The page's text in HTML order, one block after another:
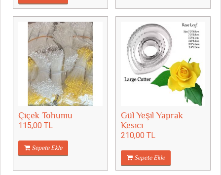
Çiçek Tohumu
115,00 TL
Sepete Ekle
Gül Yeşil Yaprak
Kesici
210,00 TL
Sepete Ekle